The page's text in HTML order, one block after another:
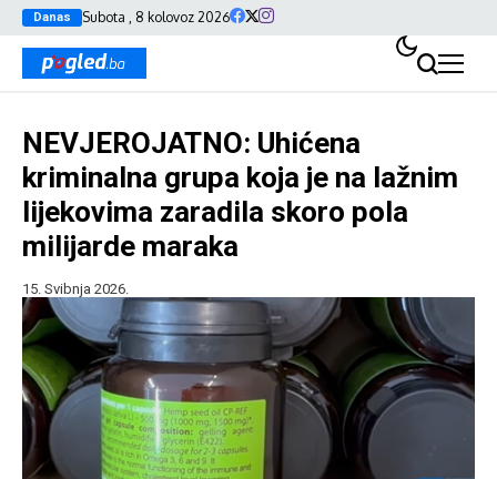
Danas Subota , 8 kolovoz 2026
NEVJEROJATNO: Uhićena
kriminalna grupa koja je na lažnim
lijekovima zaradila skoro pola
milijarde maraka
15. Svibnja 2026.